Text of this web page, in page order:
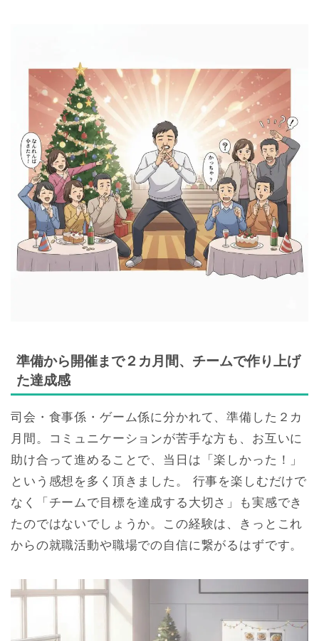
準備から開催まで２カ月間、チームで作り上げ
た達成感
司会・食事係・ゲーム係に分かれて、準備した２カ
月間。コミュニケーションが苦手な方も、お互いに
助け合って進めることで、当日は「楽しかった！」
という感想を多く頂きました。 行事を楽しむだけで
なく「チームで目標を達成する大切さ」も実感でき
たのではないでしょうか。この経験は、きっとこれ
からの就職活動や職場での自信に繋がるはずです。